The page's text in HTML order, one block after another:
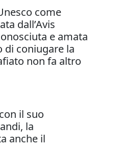
come
dall’Avis
e amata
di coniugare la
non fa altro
il suo
la
anche il